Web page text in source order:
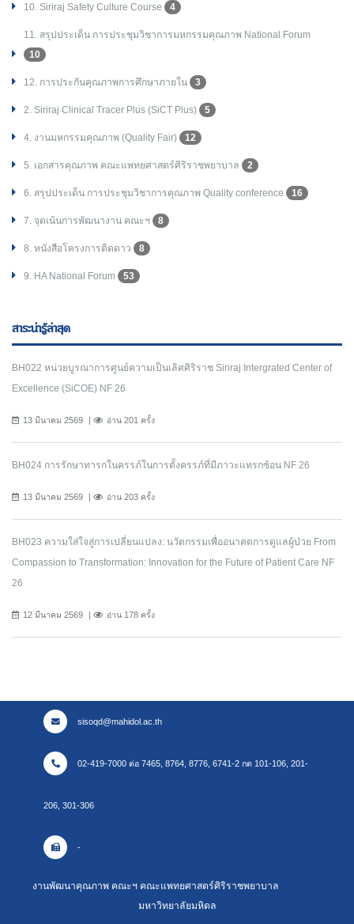
10. Siriraj Safety Culture Course 4
11. สรุปประเด็น การประชุมวิชาการมหกรรมคุณภาพ National Forum
10
12. การประกันคุณภาพการศึกษาภายใน 3
2. Siriraj Clinical Tracer Plus (SiCT Plus) 5
4. งานมหกรรมคุณภาพ (Quality Fair) 12
5. เอกสารคุณภาพ คณะแพทยศาสตร์ศิริราชพยาบาล 2
6. สรุปประเด็น การประชุมวิชาการคุณภาพ Quality conference 16
7. จุดเน้นการพัฒนางาน คณะฯ 8
8. หนังสือโครงการติดดาว 8
9. HA National Forum 53
สาระน่ารู้ล่าสุด
BH022 หน่วยบูรณาการศูนย์ความเป็นเลิศศิริราช Siriraj Intergrated Center of
Excellence (SiCOE) NF 26
13 มีนาคม 2569 อ่าน 201 ครั้ง
BH024 การรักษาทารกในครรภ์ในการตั้งครรภ์ที่มีภาวะแทรกซ้อน NF 26
13 มีนาคม 2569 อ่าน 203 ครั้ง
BH023 ความใส่ใจสู่การเปลี่ยนแปลง: นวัตกรรมเพื่ออนาคตการดูแลผู้ป่วย From
Compassion to Transformation: Innovation for the Future of Patient Care NF
26
12 มีนาคม 2569 อ่าน 178 ครั้ง
sisoqd@mahidol.ac.th
02-419-7000 ต่อ 7465, 8764, 8776, 6741-2 กด 101-106, 201-
206, 301-306
-
งานพัฒนาคุณภาพ คณะฯ คณะแพทยศาสตร์ศิริราชพยาบาล
มหาวิทยาลัยมหิดล